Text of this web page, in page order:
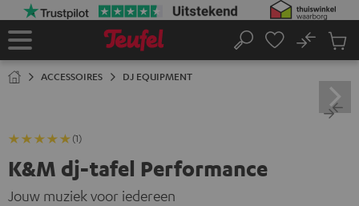
Home
Zoeken
No
ACCESSOIRES DJ EQUIPMENT
(1)
K&M dj-tafel Performance
Jouw muziek voor iedereen